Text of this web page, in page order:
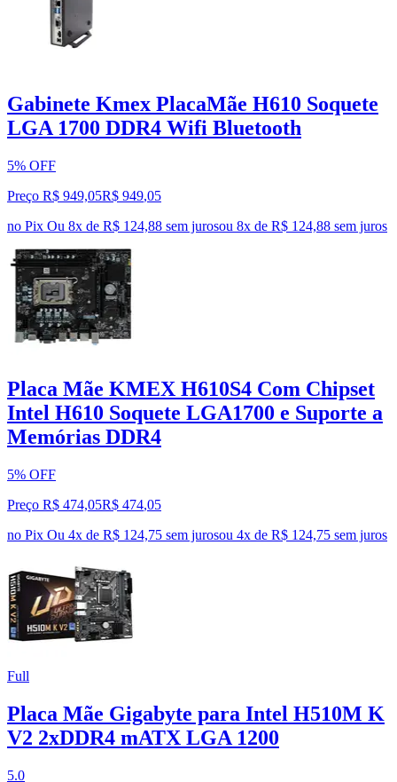
Gabinete Kmex PlacaMãe H610 Soquete
LGA 1700 DDR4 Wifi Bluetooth
5% OFF
Preço R$ 949,05R$ 949,05
no Pix Ou 8x de R$ 124,88 sem jurosou 8x de R$ 124,88 sem juros
Placa Mãe KMEX H610S4 Com Chipset
Intel H610 Soquete LGA1700 e Suporte a
Memórias DDR4
5% OFF
Preço R$ 474,05R$ 474,05
no Pix Ou 4x de R$ 124,75 sem jurosou 4x de R$ 124,75 sem juros
Full
Placa Mãe Gigabyte para Intel H510M K
V2 2xDDR4 mATX LGA 1200
5.0